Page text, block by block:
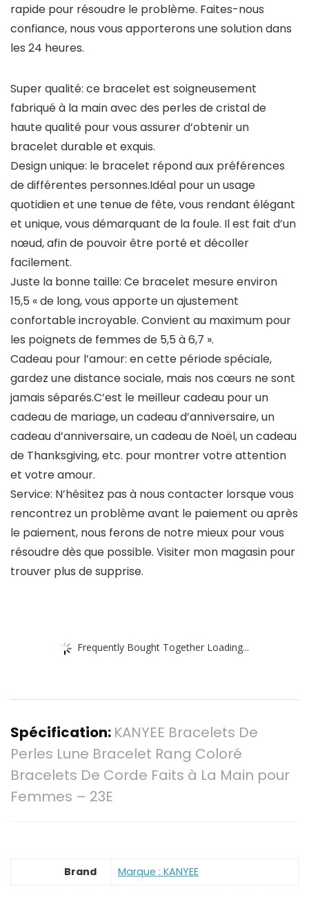
rapide pour résoudre le problème. Faites-nous
confiance, nous vous apporterons une solution dans
les 24 heures.
Super qualité: ce bracelet est soigneusement
fabriqué à la main avec des perles de cristal de
haute qualité pour vous assurer d’obtenir un
bracelet durable et exquis.
Design unique: le bracelet répond aux préférences
de différentes personnes.Idéal pour un usage
quotidien et une tenue de fête, vous rendant élégant
et unique, vous démarquant de la foule. Il est fait d’un
nœud, afin de pouvoir être porté et décoller
facilement.
Juste la bonne taille: Ce bracelet mesure environ
15,5 « de long, vous apporte un ajustement
confortable incroyable. Convient au maximum pour
les poignets de femmes de 5,5 à 6,7 ».
Cadeau pour l’amour: en cette période spéciale,
gardez une distance sociale, mais nos cœurs ne sont
jamais séparés.C’est le meilleur cadeau pour un
cadeau de mariage, un cadeau d’anniversaire, un
cadeau d’anniversaire, un cadeau de Noël, un cadeau
de Thanksgiving, etc. pour montrer votre attention
et votre amour.
Service: N’hésitez pas à nous contacter lorsque vous
rencontrez un problème avant le paiement ou après
le paiement, nous ferons de notre mieux pour vous
résoudre dès que possible. Visiter mon magasin pour
trouver plus de supprise.
Frequently Bought Together Loading...
Spécification: KANYEE Bracelets De
Perles Lune Bracelet Rang Coloré
Bracelets De Corde Faits à La Main pour
Femmes – 23E
Brand Marque : KANYEE